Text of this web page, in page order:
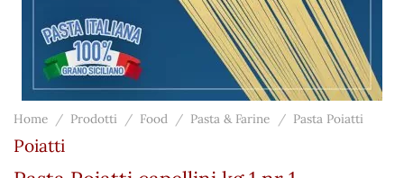
Home / Prodotti / Food / Pasta & Farine / Pasta Poiatti
Poiatti